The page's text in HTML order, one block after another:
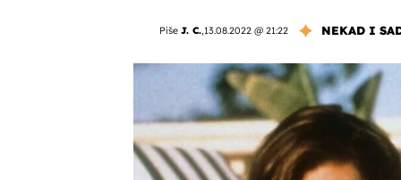
Piše J. C.,13.08.2022 @ 21:22 NEKAD I